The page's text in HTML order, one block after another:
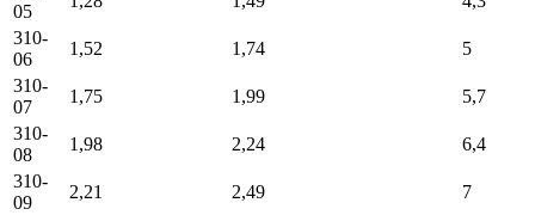
05
310-
06
1,52 1,74
5
310-
07
1,75 1,99
5,7
310-
08
1,98 2,24
6,4
310-
09
2,21 2,49
7